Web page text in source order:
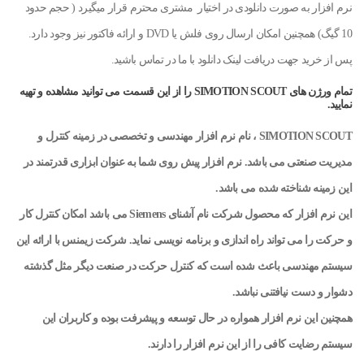
نرم افزار به صورت دانلودی در اختیار مشتری محترم قرار میگیرد ( حجم حدود
10 گیگ) همچنین امکان ارسال روی فلش یا DVD و ارائه فاکتور نیز وجود دارد.
پس از خرید جهت دریافت لینک دانلود با ما در تماس باشید.
تمام ورژن های SIMOTION SCOUT را از این قسمت می توانید مشاهده و تهیه
نمایید.
SIMOTION SCOUT ، نام نرم افزار مهندسی و تخصصی در زمینه کنترل و
مدیریت صنعتی می باشد. نرم افزار پیش روی شما به عنوان ابزاری قدرتمند در
این زمینه شناخته شده می باشد.
این نرم افزار که محصول شرکت نام آشنای Siemens می باشد امکان کنترل کار
و حرکت را می تواند راه اندازی و برنامه نویسی نماید. شرکت زیمنس با ارائه این
سیستم مهندسی باعث شده است که کنترل حرکت در صنعت دیگر مثل گذشته
دشوار و دست نیافتنی نباشد.
همچنین این نرم افزار همواره در حال توسعه و پیشرفت بوده و کاربران این
سیستم رضایت کافی را از این نرم افزار را دارند.